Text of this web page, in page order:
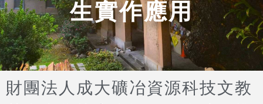
生實作應用
財團法人成大礦冶資源科技文教